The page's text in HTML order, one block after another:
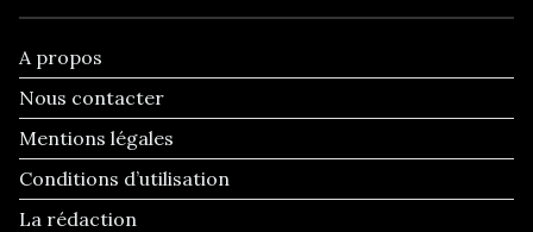
A propos
Nous contacter
Mentions légales
Conditions d’utilisation
La rédaction